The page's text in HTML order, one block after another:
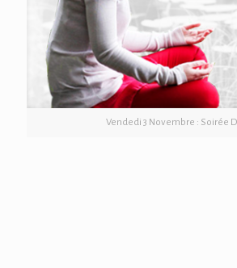
Vendedi 3 Novembre : Soirée